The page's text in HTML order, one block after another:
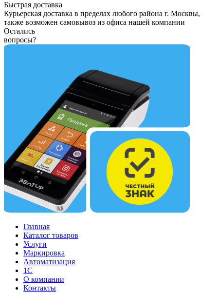
Быстрая доставка
Курьерская доставка в пределах любого района г. Москвы,
также возможен самовывоз из офиса нашей компании
Остались
вопросы?
Главная
Каталог товаров
Услуги
Маркировка
Автоматизация
1С
О компании
Контакты